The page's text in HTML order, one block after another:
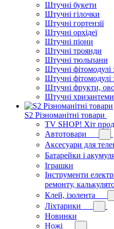
Штучні букети
Штучні гілочки
Штучні гортензії
Штучні орхідеї
Штучні піони
Штучні троянди
Штучні тюльпани
Штучні фітомодулі
Штучні фітомодулі
Штучні фрукти,
Штучні хризантеми
S2 Різноманітні товари
TV SHOP! Хіт
Автотовари
Аксесуари для
Батарейки і
Іграшки
Інструменти
ремонту,
Клей, ізолента
Ліхтарики
Новинки
Ножі